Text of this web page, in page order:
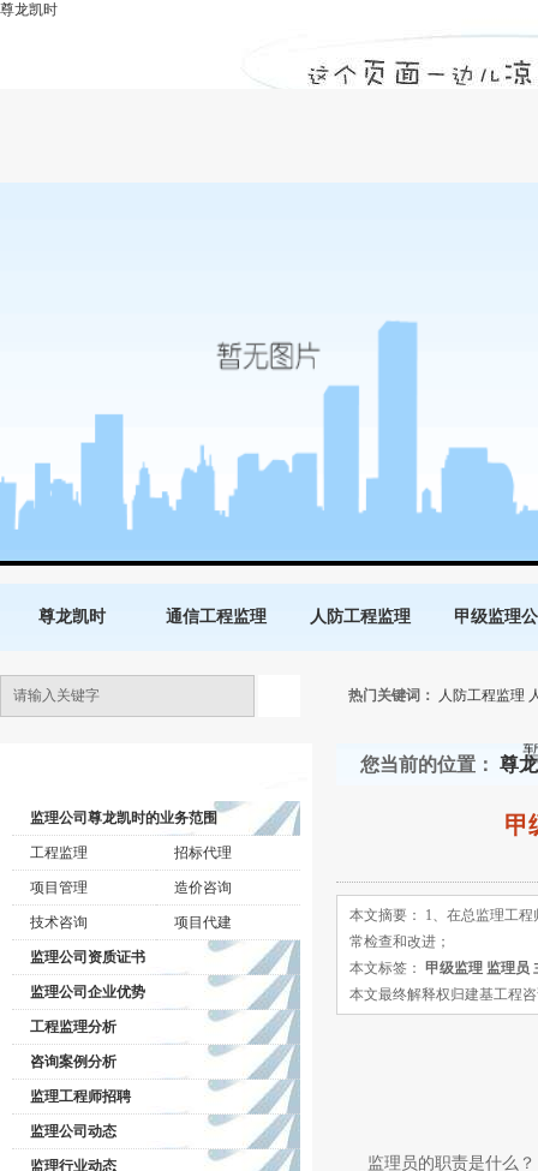
甲级监理公司答监理员的职责主要包括哪
尊龙凯时
尊龙凯时 通信工程监理 人防工程监理 甲级监理
热门关键词： 人防工程监理
监理公司尊龙凯时的业务范围
工程监理 招标代理
项目管理 造价咨询
技术咨询 项目代建
监理公司资质证书
监理公司企业优势
工程监理分析
咨询案例分析
监理工程师招聘
监理公司动态
监理行业动态
您当前的位置： 尊
甲
本文摘要： 1、在总监理工
常检查和改进；
本文标签： 甲级监理 监理员
本文最终解释权归建基工程咨
监理员的职责是什么？